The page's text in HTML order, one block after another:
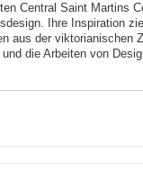
Central Saint Martins
Ihre Inspiration
aus der viktorianischen
die Arbeiten von